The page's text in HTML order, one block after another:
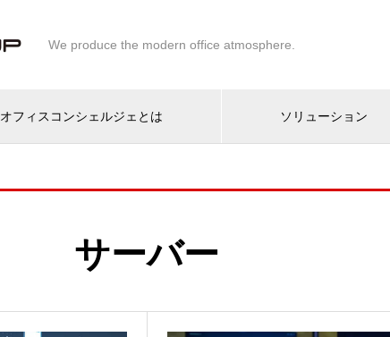
We produce the modern office atmosphere.
オフィスコンシェルジェとは ソリューション
サーバー